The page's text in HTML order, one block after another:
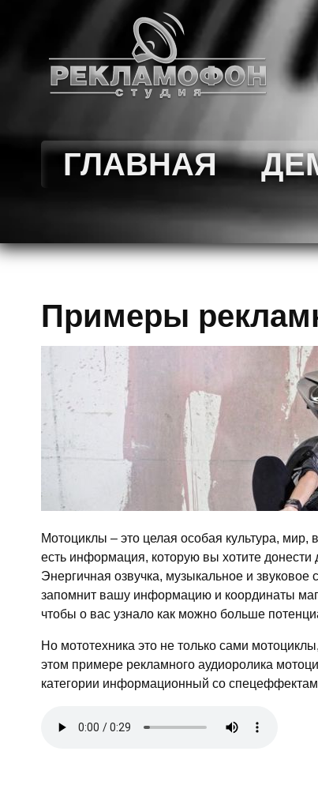
ГЛАВНАЯ
Примеры
Мотоциклы – это целая особая культура, мир,
есть информация, которую вы хотите
Энергичная озвучка, музыкальное и
запомнит вашу информацию и координаты
чтобы о вас узнало как можно больше
Но мототехника это не только сами
этом примере рекламного аудиоролика
категории информационный со